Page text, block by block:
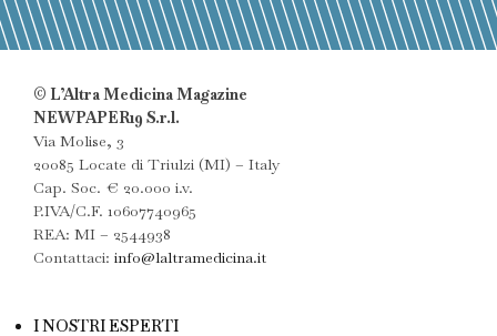
© L’Altra Medicina Magazine
NEWPAPER19 S.r.l.
Via Molise, 3
20085 Locate di Triulzi (MI) – Italy
Cap. Soc. € 20.000 i.v.
P.IVA/C.F. 10607740965
REA: MI – 2544938
Contattaci: info@laltramedicina.it
I NOSTRI ESPERTI